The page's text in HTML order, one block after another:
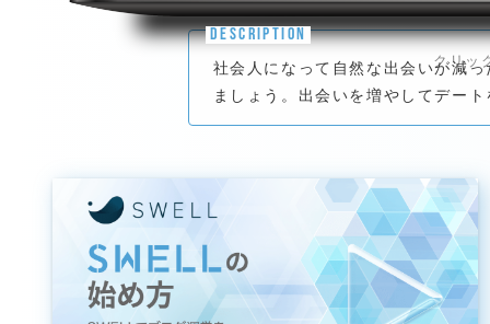
DESCRIPTION
社会人になって自然な出会いが減
ましょう。出会いを増やしてデー